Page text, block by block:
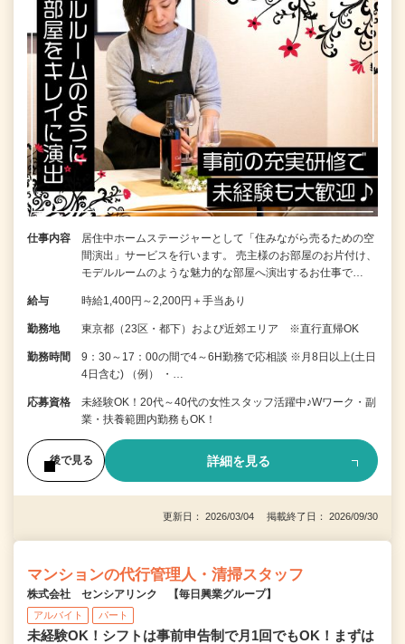
仕事内容
居住中ホームステージャーとして「住みながら売るための空
間演出」サービスを行います。 売主様のお部屋のお片付け、
モデルルームのような魅力的な部屋へ演出するお仕事で…
給与 時給1,400円～2,200円＋手当あり
勤務地 東京都（23区・都下）および近郊エリア ※直行直帰OK
勤務時間
9：30～17：00の間で4～6H勤務で応相談 ※月8日以上(土日
4日含む) （例） ・…
応募資格
未経験OK！20代～40代の女性スタッフ活躍中♪Wワーク・副
業・扶養範囲内勤務もOK！
後で見る 詳細を見る
更新日： 2026/03/04 掲載終了日： 2026/09/30
マンションの代行管理人・清掃スタッフ
株式会社 センシアリンク 【毎日興業グループ】
アルバイト パート
未経験OK！シフトは事前申告制で月1回でもOK！まずは